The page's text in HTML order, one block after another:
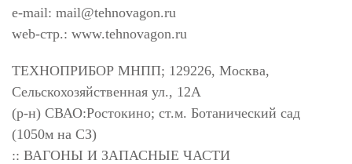
e-mail: mail@tehnovagon.ru
web-стр.: www.tehnovagon.ru
ТЕХНОПРИБОР МНПП; 129226, Москва,
Сельскохозяйственная ул., 12А
(р-н) СВАО:Ростокино; ст.м. Ботанический сад
(1050м на СЗ)
:: ВАГОНЫ И ЗАПАСНЫЕ ЧАСТИ